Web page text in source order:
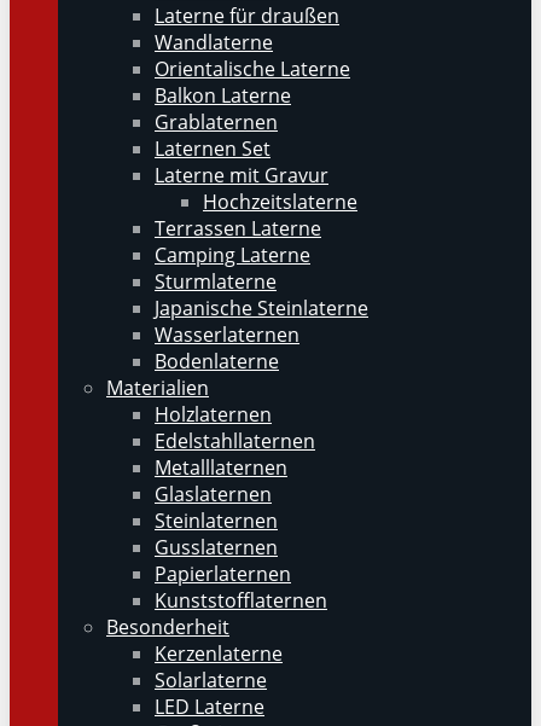
Laterne für draußen
Wandlaterne
Orientalische Laterne
Balkon Laterne
Grablaternen
Laternen Set
Laterne mit Gravur
Hochzeitslaterne
Terrassen Laterne
Camping Laterne
Sturmlaterne
Japanische Steinlaterne
Wasserlaternen
Bodenlaterne
Materialien
Holzlaternen
Edelstahllaternen
Metalllaternen
Glaslaternen
Steinlaternen
Gusslaternen
Papierlaternen
Kunststofflaternen
Besonderheit
Kerzenlaterne
Solarlaterne
LED Laterne